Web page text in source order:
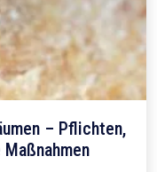
– Pflichten,